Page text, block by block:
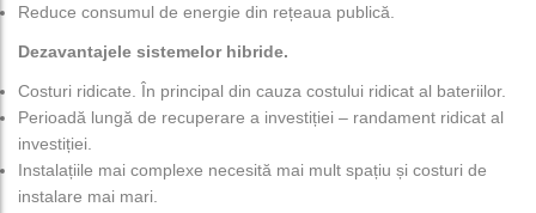
Reduce consumul de energie din rețeaua publică.
Dezavantajele sistemelor hibride.
Costuri ridicate. În principal din cauza costului ridicat al bateriilor.
Perioadă lungă de recuperare a investiției – randament ridicat al
investiției.
Instalațiile mai complexe necesită mai mult spațiu și costuri de
instalare mai mari.